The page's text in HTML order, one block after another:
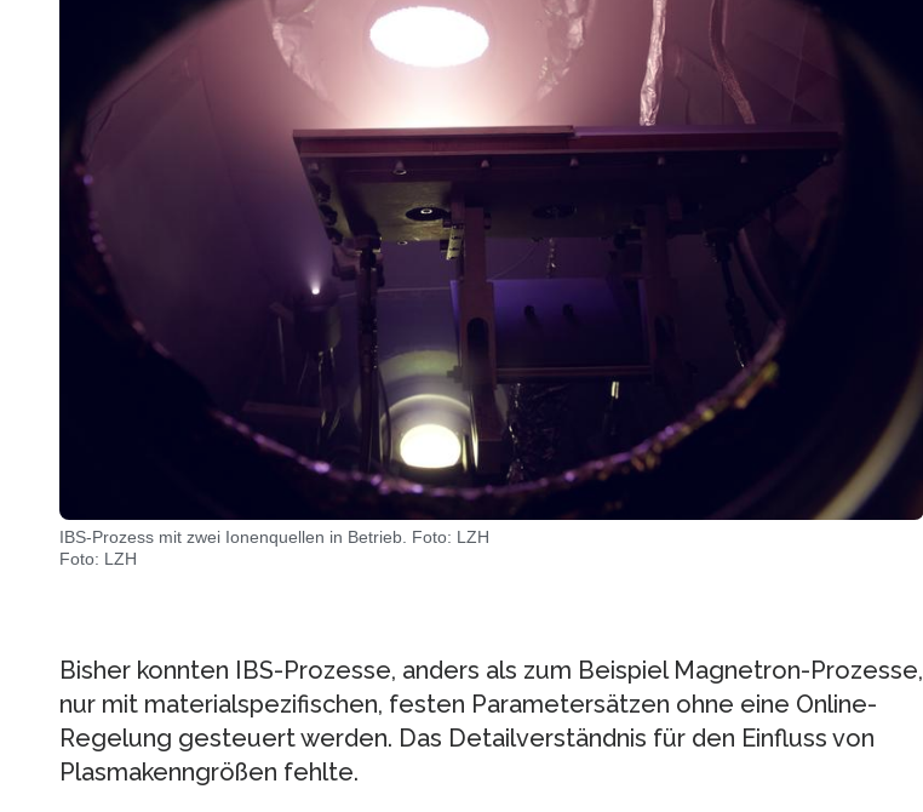
IBS-Prozess mit zwei Ionenquellen in Betrieb. Foto: LZH
Foto: LZH
Bisher konnten IBS-Prozesse, anders als zum Beispiel Magnetron-Prozesse,
nur mit materialspezifischen, festen Parametersätzen ohne eine Online-
Regelung gesteuert werden. Das Detailverständnis für den Einfluss von
Plasmakenngrößen fehlte.